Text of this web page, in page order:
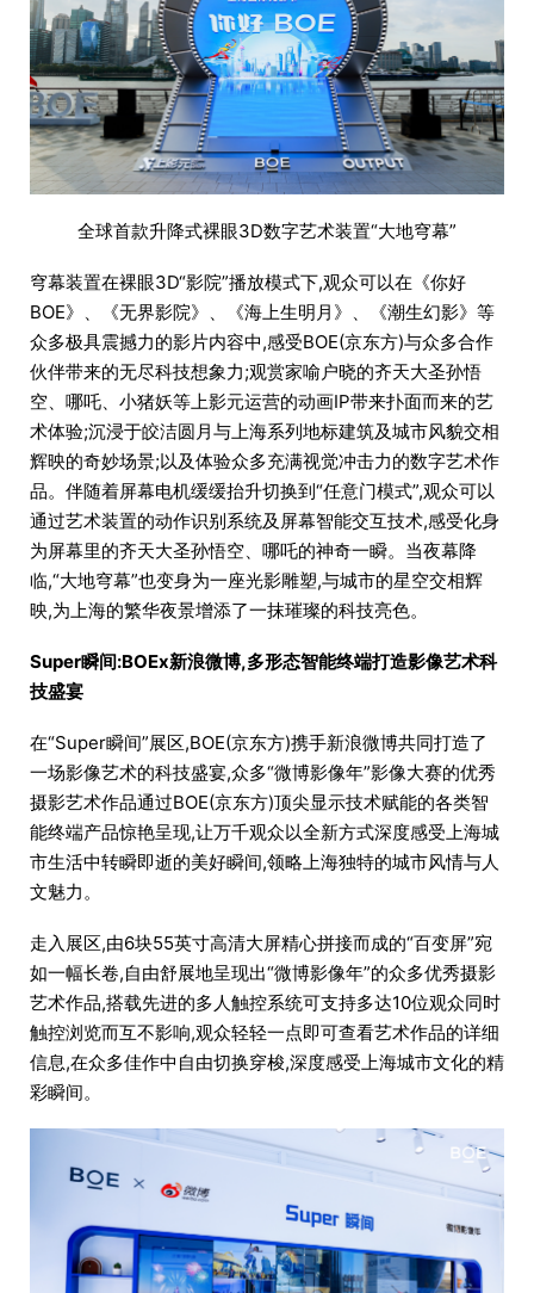
全球首款升降式裸眼3D数字艺术装置“大地穹幕”
穹幕装置在裸眼3D“影院”播放模式下,观众可以在《你好
BOE》、《无界影院》、《海上生明月》、《潮生幻影》等
众多极具震撼力的影片内容中,感受BOE(京东方)与众多合作
伙伴带来的无尽科技想象力;观赏家喻户晓的齐天大圣孙悟
空、哪吒、小猪妖等上影元运营的动画IP带来扑面而来的艺
术体验;沉浸于皎洁圆月与上海系列地标建筑及城市风貌交相
辉映的奇妙场景;以及体验众多充满视觉冲击力的数字艺术作
品。伴随着屏幕电机缓缓抬升切换到“任意门模式”,观众可以
通过艺术装置的动作识别系统及屏幕智能交互技术,感受化身
为屏幕里的齐天大圣孙悟空、哪吒的神奇一瞬。当夜幕降
临,“大地穹幕”也变身为一座光影雕塑,与城市的星空交相辉
映,为上海的繁华夜景增添了一抹璀璨的科技亮色。
Super瞬间:BOEx新浪微博,多形态智能终端打造影像艺术科
技盛宴
在“Super瞬间”展区,BOE(京东方)携手新浪微博共同打造了
一场影像艺术的科技盛宴,众多“微博影像年”影像大赛的优秀
摄影艺术作品通过BOE(京东方)顶尖显示技术赋能的各类智
能终端产品惊艳呈现,让万千观众以全新方式深度感受上海城
市生活中转瞬即逝的美好瞬间,领略上海独特的城市风情与人
文魅力。
走入展区,由6块55英寸高清大屏精心拼接而成的“百变屏”宛
如一幅长卷,自由舒展地呈现出“微博影像年”的众多优秀摄影
艺术作品,搭载先进的多人触控系统可支持多达10位观众同时
触控浏览而互不影响,观众轻轻一点即可查看艺术作品的详细
信息,在众多佳作中自由切换穿梭,深度感受上海城市文化的精
彩瞬间。